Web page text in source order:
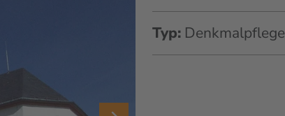
Typ: Denkmalpflege